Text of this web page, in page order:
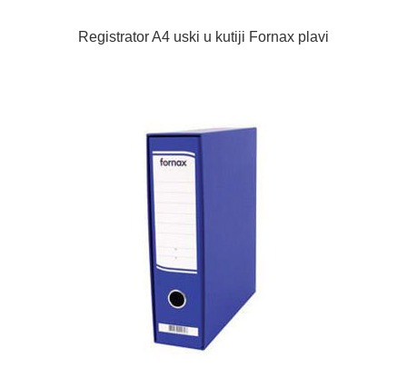
Registrator A4 uski u kutiji Fornax plavi